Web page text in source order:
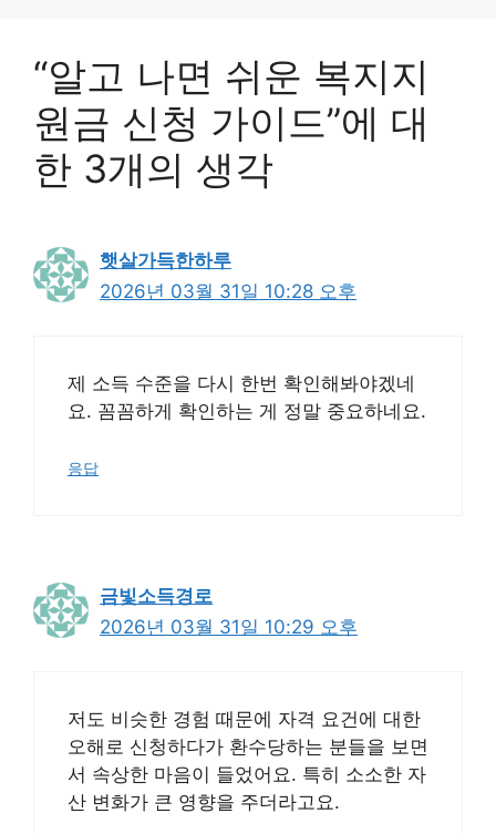
“알고 나면 쉬운 복지지
원금 신청 가이드”에 대
한 3개의 생각
햇살가득한하루
2026년 03월 31일 10:28 오후
제 소득 수준을 다시 한번 확인해봐야겠네
요. 꼼꼼하게 확인하는 게 정말 중요하네요.
응답
금빛소득경로
2026년 03월 31일 10:29 오후
저도 비슷한 경험 때문에 자격 요건에 대한
오해로 신청하다가 환수당하는 분들을 보면
서 속상한 마음이 들었어요. 특히 소소한 자
산 변화가 큰 영향을 주더라고요.